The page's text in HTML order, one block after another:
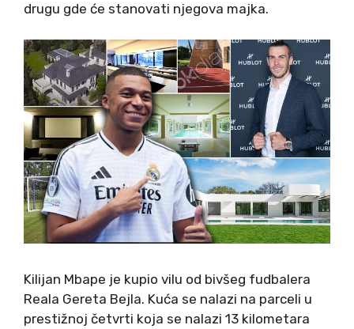
drugu gde će stanovati njegova majka.
Kilijan Mbape je kupio vilu od bivšeg fudbalera
Reala Gereta Bejla. Kuća se nalazi na parceli u
prestižnoj četvrti koja se nalazi 13 kilometara